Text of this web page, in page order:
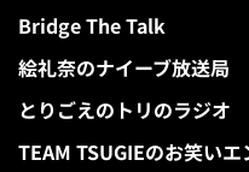
Bridge The Talk
絵礼奈のナイーブ放送局
とりごえのトリのラジオ
TEAM TSUGIEのお笑い